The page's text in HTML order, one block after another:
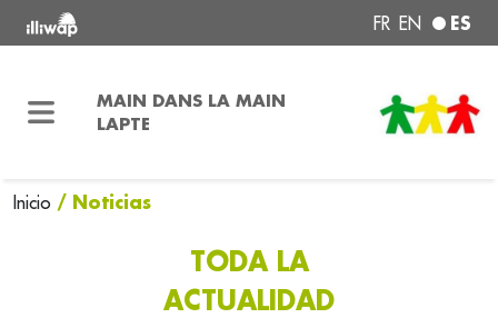
FR EN ES
MAIN DANS LA MAIN
LAPTE
Inicio / Noticias
TODA LA
ACTUALIDAD